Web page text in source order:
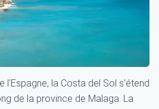
l'Espagne, la Costa del Sol s'étend
de la province de Malaga. La